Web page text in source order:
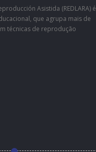
Asistida (REDLARA) é
que agrupa mais de
técnicas de reprodução